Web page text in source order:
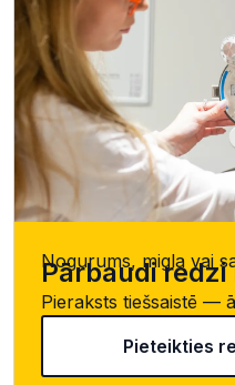
Nogurums, migla vai
Pārbaudi redzi
Pieraksts tiešsaistē —
Pieteikties